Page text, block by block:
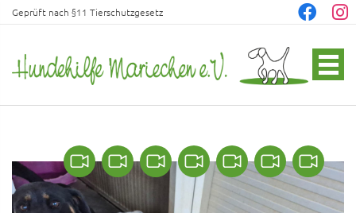
Geprüft nach §11 Tierschutzgesetz